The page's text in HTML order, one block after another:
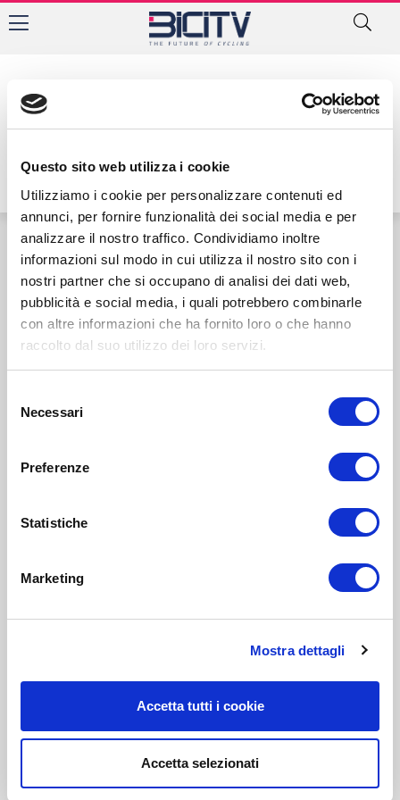
Questo sito web utilizza i cookie
Utilizziamo i cookie per personalizzare contenuti ed
annunci, per fornire funzionalità dei social media e per
analizzare il nostro traffico. Condividiamo inoltre
informazioni sul modo in cui utilizza il nostro sito con i
nostri partner che si occupano di analisi dei dati web,
pubblicità e social media, i quali potrebbero combinarle
con altre informazioni che ha fornito loro o che hanno
raccolto dal suo utilizzo dei loro servizi.
delNecessari
Preferenze
Statistiche
Marketing
Mostra dettagli
Accetta tutti i cookie
Accetta selezionati
Contatti Privacy Policy Cookie Policy